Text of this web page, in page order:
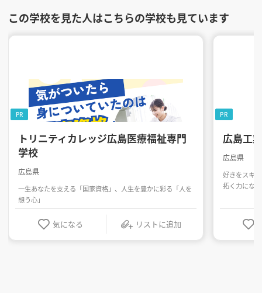
この学校を見た人はこちらの学校も見ています
トリニティカレッジ広島医療福祉専門
学校
広島県
一生あなたを支える「国家資格」、人生を豊かに彩る「人を
想う心」
気になる リストに追加
PR
広島工
広島県
好きをスキ
拓く力にな
PR